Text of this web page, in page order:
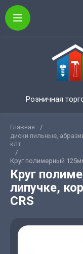
Розничная
Главная
/
диски пильные,
клт
/
Круг полимерный
Круг
липучке,
CRS